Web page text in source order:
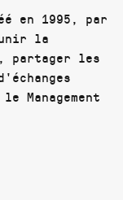
en 1995, par
la
partager les
Management